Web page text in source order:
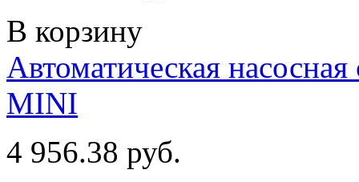
В корзину
Автоматическая
MINI
4 956.38 руб.